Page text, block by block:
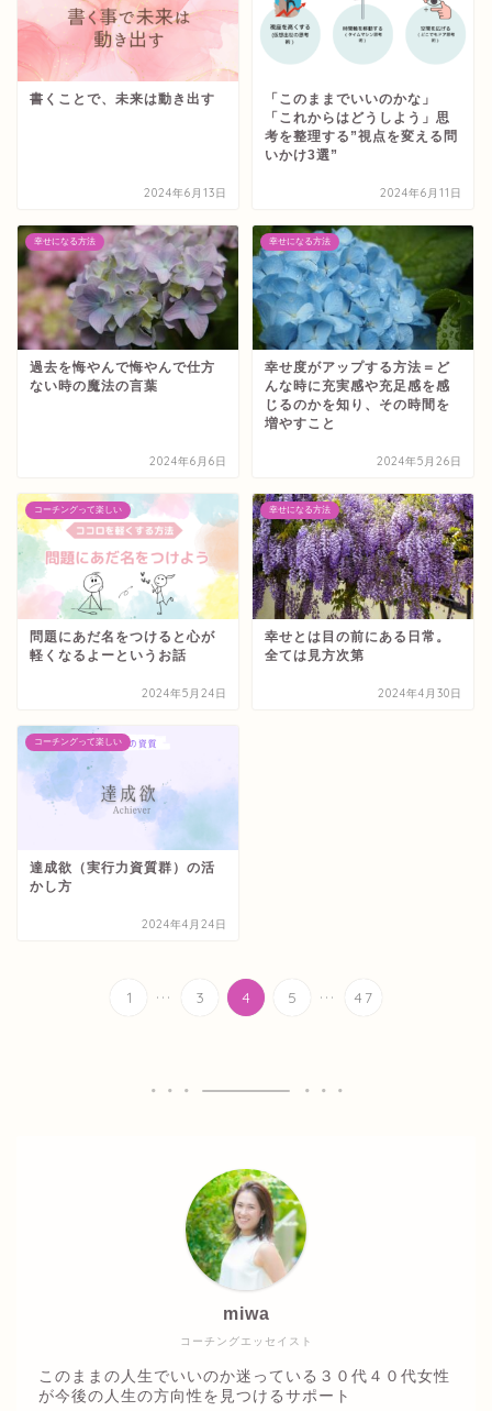
書くことで、未来は動き出す
2024年6月13日
「このままでいいのかな」
「これからはどうしよう」思
考を整理する”視点を変える問
いかけ3選”
2024年6月11日
幸せになる方法
過去を悔やんで悔やんで仕方
ない時の魔法の言葉
2024年6月6日
幸せになる方法
幸せ度がアップする方法＝ど
んな時に充実感や充足感を感
じるのかを知り、その時間を
増やすこと
2024年5月26日
コーチングって楽しい
問題にあだ名をつけると心が
軽くなるよーというお話
2024年5月24日
幸せになる方法
幸せとは目の前にある日常。
全ては見方次第
2024年4月30日
コーチングって楽しい
達成欲（実行力資質群）の活
かし方
2024年4月24日
1 ... 3 4 5 ... 47
コーチングエッセイスト
miwa
このままの人生でいいのか迷っている３０代４０代女性
が今後の人生の方向性を見つけるサポート